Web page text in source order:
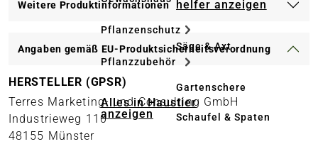
Pflanzenschutz
Pflanzzubehör
Alles in Haustier
anzeigen
helfer anzeigen
Säge & Axt
Gartenschere
Schaufel & Spaten
Weitere Produktinformationen
Angaben gemäß EU-Produktsicherheitsverordnung
HERSTELLER (GPSR)
Terres Marketing- und Consulting GmbH
Industrieweg 110
48155 Münster